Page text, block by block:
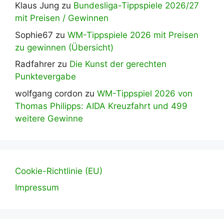
Klaus Jung zu Bundesliga-Tippspiele 2026/27
mit Preisen / Gewinnen
Sophie67 zu WM-Tippspiele 2026 mit Preisen
zu gewinnen (Übersicht)
Radfahrer zu Die Kunst der gerechten
Punktevergabe
wolfgang cordon zu WM-Tippspiel 2026 von
Thomas Philipps: AIDA Kreuzfahrt und 499
weitere Gewinne
Cookie-Richtlinie (EU)
Impressum